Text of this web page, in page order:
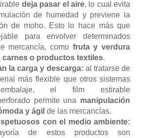
deja pasar el aire, lo cual evita
de humedad y previene la
de moho. Esto lo hace más que
para envolver determinados
mercancía, como fruta y verdura
carnes o productos textiles.
la carga y descarga: al tratarse de
más flexible que otros sistemas
el film estirable
permite una manipulación
y ágil de las mercancías.
con el medio ambiente:
de estos productos son